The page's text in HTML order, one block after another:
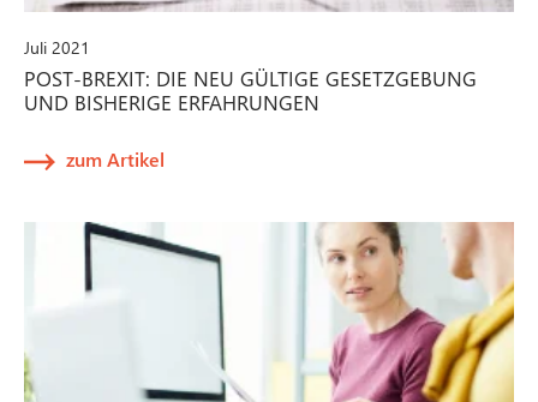
Juli 2021
POST-BREXIT: DIE NEU GÜLTIGE GESETZGEBUNG
UND BISHERIGE ERFAHRUNGEN
zum Artikel